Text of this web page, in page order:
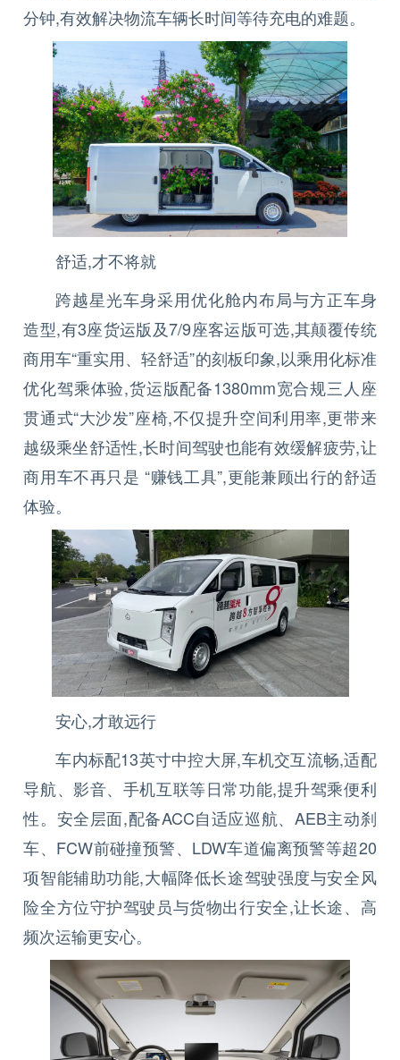
分钟,有效解决物流车辆长时间等待充电的难题。
舒适,才不将就
跨越星光车身采用优化舱内布局与方正车身
造型,有3座货运版及7/9座客运版可选,其颠覆传统
商用车“重实用、轻舒适”的刻板印象,以乘用化标准
优化驾乘体验,货运版配备1380mm宽合规三人座
贯通式“大沙发”座椅,不仅提升空间利用率,更带来
越级乘坐舒适性,长时间驾驶也能有效缓解疲劳,让
商用车不再只是 “赚钱工具”,更能兼顾出行的舒适
体验。
安心,才敢远行
车内标配13英寸中控大屏,车机交互流畅,适配
导航、影音、手机互联等日常功能,提升驾乘便利
性。安全层面,配备ACC自适应巡航、AEB主动刹
车、FCW前碰撞预警、LDW车道偏离预警等超20
项智能辅助功能,大幅降低长途驾驶强度与安全风
险全方位守护驾驶员与货物出行安全,让长途、高
频次运输更安心。